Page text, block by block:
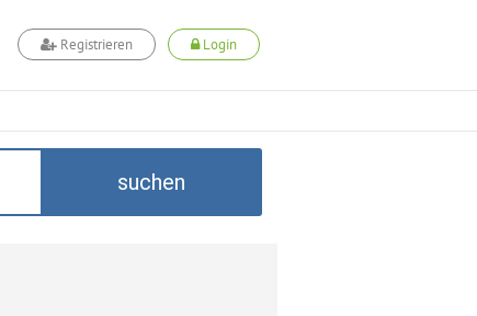
Registrieren Login
suchen